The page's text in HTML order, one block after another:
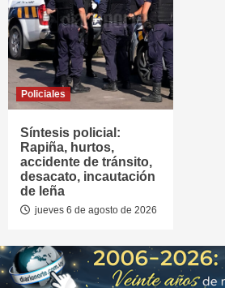
Policiales
Síntesis policial:
Rapiña, hurtos,
accidente de tránsito,
desacato, incautación
de leña
jueves 6 de agosto de 2026